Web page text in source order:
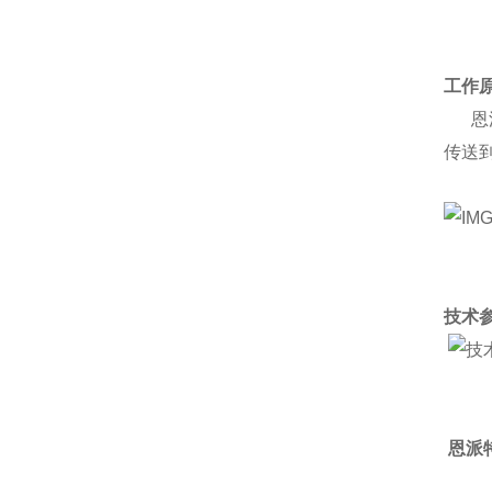
工作
恩
传送
技术
恩派